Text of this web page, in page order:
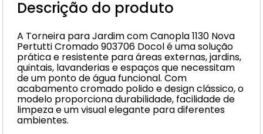
Descrição do produto
A Torneira para Jardim com Canopla 1130 Nova
Pertutti Cromado 903706 Docol é uma solução
prática e resistente para áreas externas, jardins,
quintais, lavanderias e espaços que necessitam
de um ponto de água funcional. Com
acabamento cromado polido e design clássico, o
modelo proporciona durabilidade, facilidade de
limpeza e um visual elegante para diferentes
ambientes.